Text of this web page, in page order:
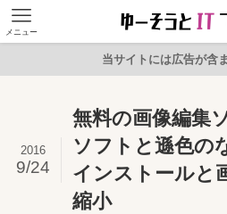
メニュー
当サイトには広告が含
無料の画像編集
ソフトと遜色の
インストールと
縮小
2016
9/24